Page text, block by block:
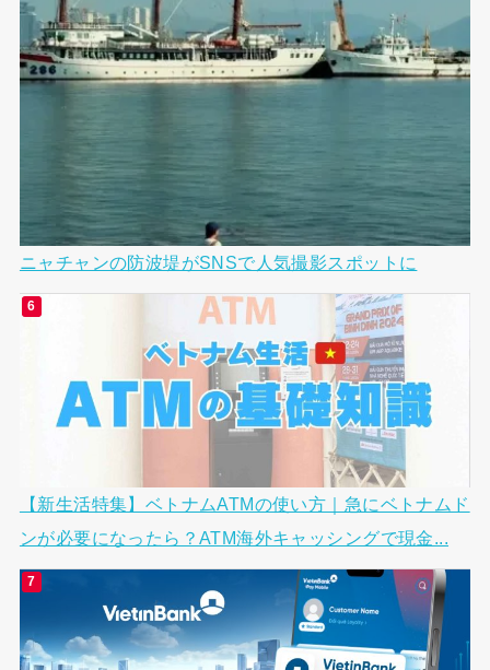
ニャチャンの防波堤がSNSで人気撮影スポットに
【新生活特集】ベトナムATMの使い方｜急にベトナムド
ンが必要になったら？ATM海外キャッシングで現金...